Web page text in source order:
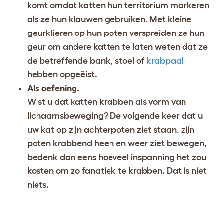
komt omdat katten hun territorium markeren
als ze hun klauwen gebruiken. Met kleine
geurklieren op hun poten verspreiden ze hun
geur om andere katten te laten weten dat ze
de betreffende bank, stoel of krabpaal
hebben opgeëist.
Als oefening.
Wist u dat katten krabben als vorm van
lichaamsbeweging? De volgende keer dat u
uw kat op zijn achterpoten ziet staan, zijn
poten krabbend heen en weer ziet bewegen,
bedenk dan eens hoeveel inspanning het zou
kosten om zo fanatiek te krabben. Dat is niet
niets.